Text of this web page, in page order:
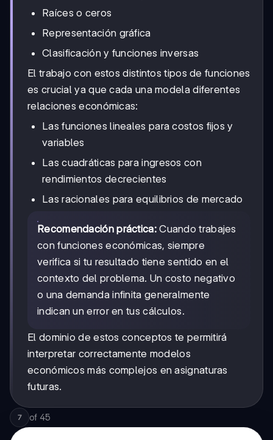
Raíces o ceros
Representación gráfica
Clasificación y funciones inversas
El trabajo con estos distintos tipos de funciones
es crucial ya que cada una modela diferentes
relaciones económicas:
Las funciones lineales para costos fijos y
variables
Las cuadráticas para ingresos con
rendimientos decrecientes
Las racionales para equilibrios de mercado
Recomendación práctica:Cuando trabajes
con funciones económicas, siempre
verifica si tu resultado tiene sentido en el
contexto del problema. Un costo negativo
o una demanda infinita generalmente
indican un error en tus cálculos.
El dominio de estos conceptos te permitirá
interpretar correctamente modelos
económicos más complejos en asignaturas
futuras.
7 of 45